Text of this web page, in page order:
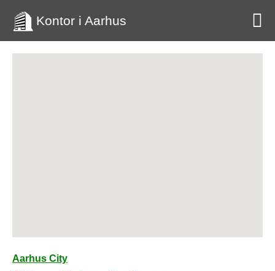
Kontor i Aarhus
Aarhus City